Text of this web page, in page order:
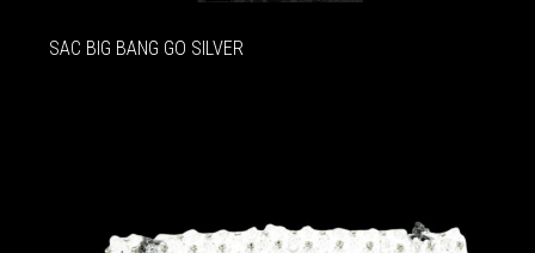
SAC BIG BANG GO SILVER